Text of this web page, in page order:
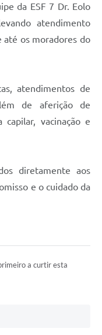
da ESF 7 Dr. Eolo
atendimento
até os moradores do
atendimentos de
de aferição de
vacinação e
diretamente aos
e o cuidado da
a curtir esta